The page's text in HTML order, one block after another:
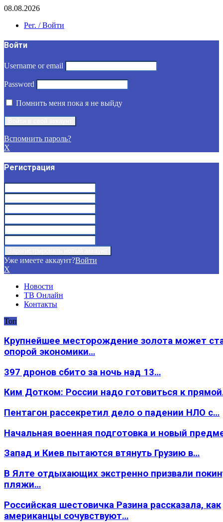
08.08.2026
Рег. / Войти
Войти
Username or email
Password
Помнить меня пока я не выйду
Вспомнить пароль?
X
Регистрация
Уже имеете аккаунт?Войти
X
Новости
ТВ Онлайн
Контакты
Топ
Крупнейшее месторождение золота может
опорой экономики…
397 дронов сбито за ночь над 13…
Ким Дотком: России надо готовиться к
Пентагон рассекретил дело о падении НЛО с…
Начальная военная подготовка и новый
Запад и Киев пытаются втянуть Грузию в…
В Ялте отдыхающих экстренно призвали
пляжи…
Российская шестовичка Разина рассказала, как
американцы сочувствуют…